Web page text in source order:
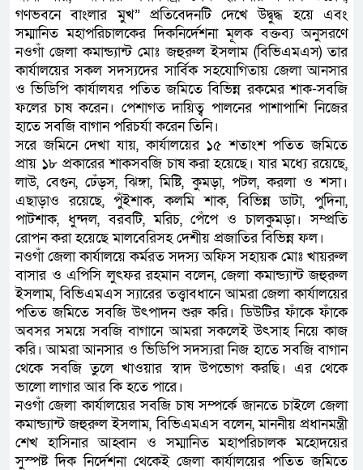
গণভবনে বাংলার মুখ” প্রতিবেদনটি দেখে উদ্বুদ্ধ হয়ে এবং
সম্মানিত মহাপরিচালকের দিকনির্দেশনা মূলক বক্তব্য অনুসরণে
নওগাঁ জেলা কমান্ড্যান্ট মোঃ জহুরুল ইসলাম (বিভিএমএস) তার
কার্যালয়ের সকল সদস্যদের সার্বিক সহযোগিতায় জেলা আনসার
ও ভিডিপি কার্যালযর পতিত জমিতে বিভিন্ন রকমের শাক-সবজি
ফলের চাষ করেন। পেশাগত দায়িত্ব পালনের পাশাপাশি নিজের
হাতে সবজি বাগান পরিচর্যা করেন তিনি।
সরে জমিনে দেখা যায়, কার্যালয়ের ১৫ শতাংশ পতিত জমিতে
প্রায় ১৮ প্রকারের শাকসবজি চাষ করা হয়েছে। যার মধ্যে রয়েছে,
লাউ, বেগুন, ঢেঁড়স, ঝিঙ্গা, মিষ্টি, কুমড়া, পটল, করলা ও শসা।
এছাড়াও রয়েছে, পুঁইশাক, কলমি শাক, বিভিন্ন ডাটা, পুদিনা,
পাটশাক, ধুন্দল, বরবটি, মরিচ, পেঁপে ও চালকুমড়া। সম্প্রতি
রোপন করা হয়েছে মালবেরিসহ দেশীয় প্রজাতির বিভিন্ন ফল।
নওগাঁ জেলা কার্যালয়ে কর্মরত সদস্য অফিস সহায়ক মোঃ খায়রুল
বাসার ও এপিসি লুৎফর রহমান বলেন, জেলা কমান্ড্যান্ট জহুরুল
ইসলাম, বিভিএমএস স্যারের তত্ত্বাবধানে আমরা জেলা কার্যালয়ের
পতিত জমিতে সবজি উৎপাদন শুরু করি। ডিউটির ফাঁকে ফাঁকে
অবসর সময়ে সবজি বাগানে আমরা সকলেই উৎসাহ নিয়ে কাজ
করি। আমরা আনসার ও ভিডিপি সদস্যরা নিজ হাতে সবজি বাগান
থেকে সবজি তুলে খাওয়ার স্বাদ উপভোগ করছি। এর থেকে
ভালো লাগার আর কি হতে পারে।
নওগাঁ জেলা কার্যালয়ের সবজি চাষ সম্পর্কে জানতে চাইলে জেলা
কমান্ড্যান্ট জহুরুল ইসলাম, বিভিএমএস বলেন, মাননীয় প্রধানমন্ত্রী
শেখ হাসিনার আহ্বান ও সম্মানিত মহাপরিচালক মহোদয়ের
সুস্পষ্ট দিক নির্দেশনা থেকেই জেলা কার্যালয়ের পতিত জমিতে